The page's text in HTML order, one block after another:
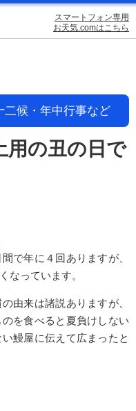
スマートフォン専用
お天気.comはこちら
二候・年中行事など
用の丑の日で
で年に４回ありますが、
なっています。
由来は諸説ありますが、
を食べると夏負けしない
鰻屋に伝えて広まったと